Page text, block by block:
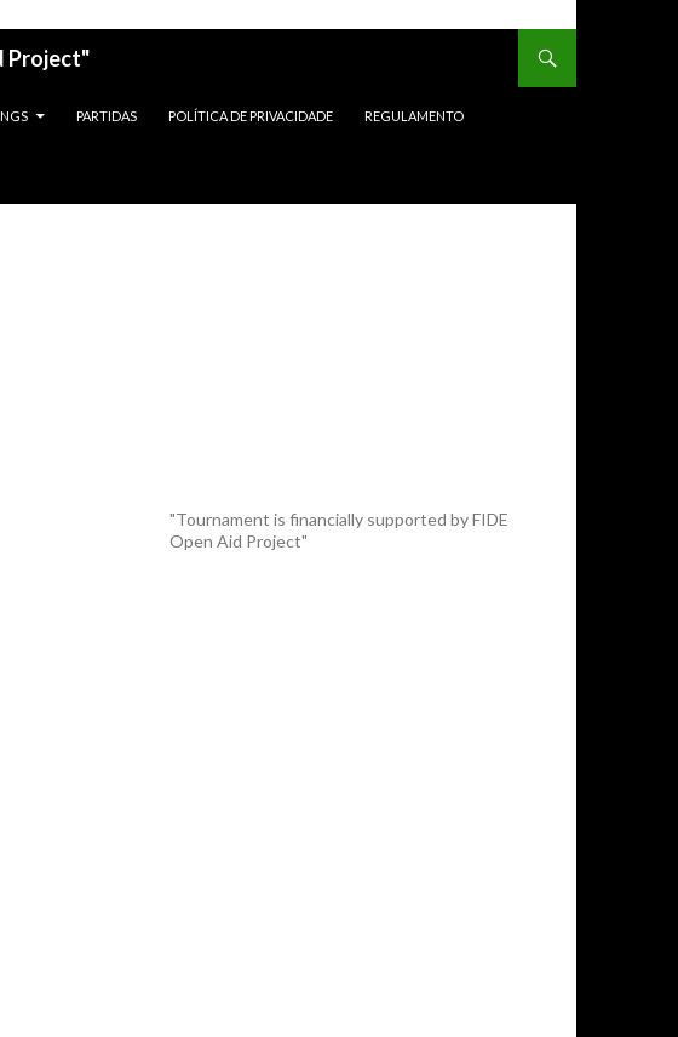
Project"
PARTIDAS POLÍTICA DE PRIVACIDADE REGULAMENTO
"Tournament is financially supported by FIDE
Open Aid Project"